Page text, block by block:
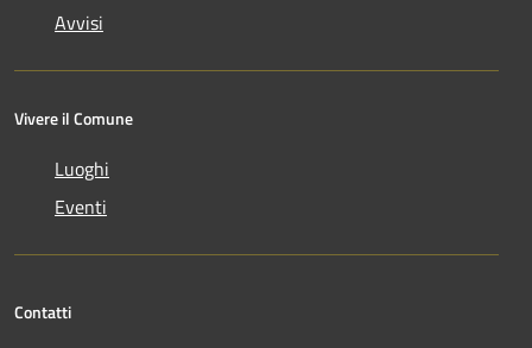
Avvisi
Vivere il Comune
Luoghi
Eventi
Contatti